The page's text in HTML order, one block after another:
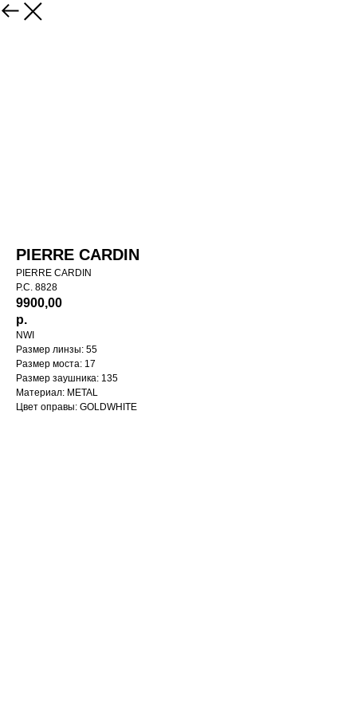
PIERRE CARDIN
PIERRE CARDIN
P.C. 8828
9900,00
р.
NWI
Размер линзы: 55
Размер моста: 17
Размер заушника: 135
Материал: METAL
Цвет оправы: GOLDWHITE